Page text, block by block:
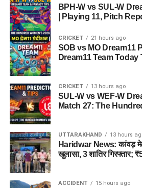
BPH-W vs SUL-W
| Playing 11, Pitch
CRICKET 21 hours ago
SOB vs MO Dream11
Dream11 Team
CRICKET 13 hours ago
SUL-W vs WEF-W
Match 27: The
UTTARAKHAND 13 hours
Haridwar News: कांवड़ मेले
खुलासा, 3 शातिर गिरफ्तार;
ACCIDENT 15 hours ago